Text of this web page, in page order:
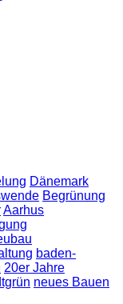
Dänemark
Begrünung
Aarhus
baden-
20er Jahre
neues Bauen